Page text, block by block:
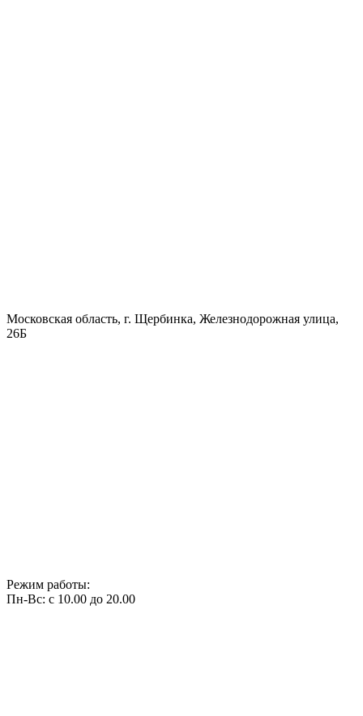
Московская область, г. Щербинка, Железнодорожная улица,
26Б
Режим работы:
Пн-Вс: с 10.00 до 20.00